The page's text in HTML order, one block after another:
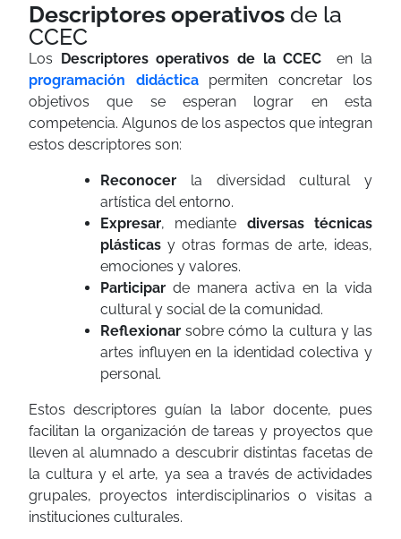
Descriptores operativos de la
CCEC
Los Descriptores operativos de la CCEC en la
programación didácticapermiten concretar los
objetivos que se esperan lograr en esta
competencia. Algunos de los aspectos que integran
estos descriptores son:
Reconocer la diversidad cultural y
artística del entorno.
Expresar, mediante diversas técnicas
plásticas y otras formas de arte, ideas,
emociones y valores.
Participar de manera activa en la vida
cultural y social de la comunidad.
Reflexionar sobre cómo la cultura y las
artes influyen en la identidad colectiva y
personal.
Estos descriptores guían la labor docente, pues
facilitan la organización de tareas y proyectos que
lleven al alumnado a descubrir distintas facetas de
la cultura y el arte, ya sea a través de actividades
grupales, proyectos interdisciplinarios o visitas a
instituciones culturales.